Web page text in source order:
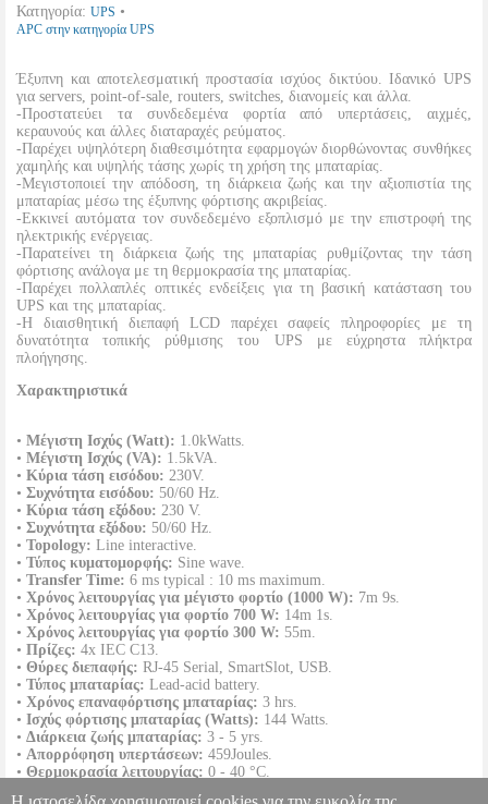
Κατηγορία: UPS •
APC στην κατηγορία UPS
Έξυπνη και αποτελεσματική προστασία ισχύος δικτύου. Ιδανικό UPS
για servers, point-of-sale, routers, switches, διανομείς και άλλα.
-Προστατεύει τα συνδεδεμένα φορτία από υπερτάσεις, αιχμές,
κεραυνούς και άλλες διαταραχές ρεύματος.
-Παρέχει υψηλότερη διαθεσιμότητα εφαρμογών διορθώνοντας συνθήκες
χαμηλής και υψηλής τάσης χωρίς τη χρήση της μπαταρίας.
-Μεγιστοποιεί την απόδοση, τη διάρκεια ζωής και την αξιοπιστία της
μπαταρίας μέσω της έξυπνης φόρτισης ακριβείας.
-Εκκινεί αυτόματα τον συνδεδεμένο εξοπλισμό με την επιστροφή της
ηλεκτρικής ενέργειας.
-Παρατείνει τη διάρκεια ζωής της μπαταρίας ρυθμίζοντας την τάση
φόρτισης ανάλογα με τη θερμοκρασία της μπαταρίας.
-Παρέχει πολλαπλές οπτικές ενδείξεις για τη βασική κατάσταση του
UPS και της μπαταρίας.
-Η διαισθητική διεπαφή LCD παρέχει σαφείς πληροφορίες με τη
δυνατότητα τοπικής ρύθμισης του UPS με εύχρηστα πλήκτρα
πλοήγησης.
Χαρακτηριστικά
• Μέγιστη Ισχύς (Watt): 1.0kWatts.
• Μέγιστη Ισχύς (VA): 1.5kVA.
• Κύρια τάση εισόδου: 230V.
• Συχνότητα εισόδου: 50/60 Hz.
• Κύρια τάση εξόδου: 230 V.
• Συχνότητα εξόδου: 50/60 Hz.
• Topology: Line interactive.
• Τύπος κυματομορφής: Sine wave.
• Transfer Time: 6 ms typical : 10 ms maximum.
• Χρόνος λειτουργίας για μέγιστο φορτίο (1000 W): 7m 9s.
• Χρόνος λειτουργίας για φορτίο 700 W: 14m 1s.
• Χρόνος λειτουργίας για φορτίο 300 W: 55m.
• Πρίζες: 4x IEC C13.
• Θύρες διεπαφής: RJ-45 Serial, SmartSlot, USB.
• Τύπος μπαταρίας: Lead-acid battery.
• Χρόνος επαναφόρτισης μπαταρίας: 3 hrs.
• Ισχύς φόρτισης μπαταρίας (Watts): 144 Watts.
• Διάρκεια ζωής μπαταρίας: 3 - 5 yrs.
• Απορρόφηση υπερτάσεων: 459Joules.
• Θερμοκρασία λειτουργίας: 0 - 40 °C.